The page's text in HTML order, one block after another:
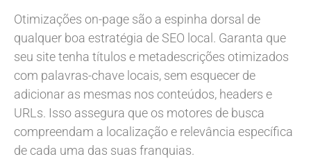
Otimizações on-page são a espinha dorsal de
qualquer boa estratégia de SEO local. Garanta que
seu site tenha títulos e metadescrições otimizados
com palavras-chave locais, sem esquecer de
adicionar as mesmas nos conteúdos, headers e
URLs. Isso assegura que os motores de busca
compreendam a localização e relevância específica
de cada uma das suas franquias.